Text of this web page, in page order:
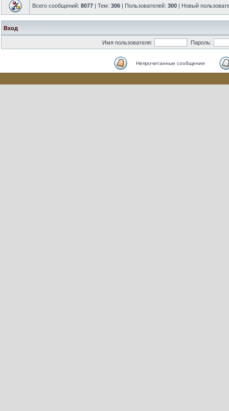
Всего сообщений: 8077 | Тем: 306 | Пользователей: 300 | Новый
Вход
Имя пользователя: Пароль:
Непрочитанные сообщения